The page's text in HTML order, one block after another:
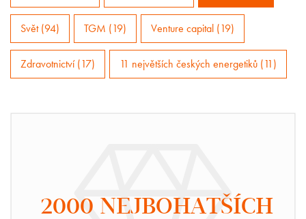
Svět (94) TGM (19) Venture capital (19)
Zdravotnictví (17) 11 největších českých energetiků (11)
2000 NEJBOHATŠÍCH